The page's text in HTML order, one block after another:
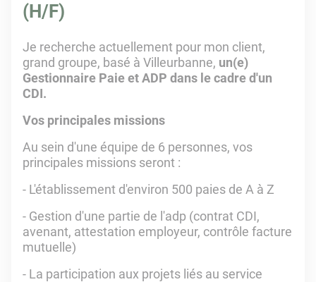
(H/F)
Je recherche actuellement pour mon client,
grand groupe, basé à Villeurbanne, un(e)
Gestionnaire Paie et ADP dans le cadre d'un
CDI.
Vos principales missions
Au sein d'une équipe de 6 personnes, vos
principales missions seront :
- L'établissement d'environ 500 paies de A à Z
- Gestion d'une partie de l'adp (contrat CDI,
avenant, attestation employeur, contrôle facture
mutuelle)
- La participation aux projets liés au service